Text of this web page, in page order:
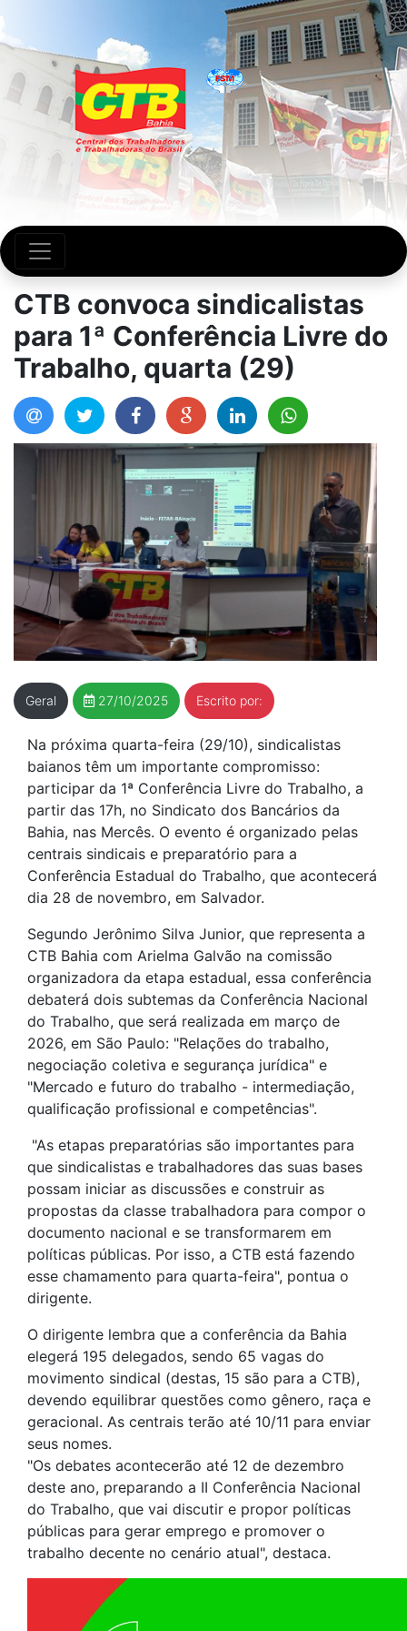
CTB convoca sindicalistas
para 1ª Conferência Livre do
Trabalho, quarta (29)
Geral 27/10/2025 Escrito por:
Na próxima quarta-feira (29/10), sindicalistas
baianos têm um importante compromisso:
participar da 1ª Conferência Livre do Trabalho, a
partir das 17h, no Sindicato dos Bancários da
Bahia, nas Mercês. O evento é organizado pelas
centrais sindicais e preparatório para a
Conferência Estadual do Trabalho, que acontecerá
dia 28 de novembro, em Salvador.
Segundo Jerônimo Silva Junior, que representa a
CTB Bahia com Arielma Galvão na comissão
organizadora da etapa estadual, essa conferência
debaterá dois subtemas da Conferência Nacional
do Trabalho, que será realizada em março de
2026, em São Paulo: "Relações do trabalho,
negociação coletiva e segurança jurídica" e
"Mercado e futuro do trabalho - intermediação,
qualificação profissional e competências".
"As etapas preparatórias são importantes para
que sindicalistas e trabalhadores das suas bases
possam iniciar as discussões e construir as
propostas da classe trabalhadora para compor o
documento nacional e se transformarem em
políticas públicas. Por isso, a CTB está fazendo
esse chamamento para quarta-feira", pontua o
dirigente.
O dirigente lembra que a conferência da Bahia
elegerá 195 delegados, sendo 65 vagas do
movimento sindical (destas, 15 são para a CTB),
devendo equilibrar questões como gênero, raça e
geracional. As centrais terão até 10/11 para enviar
seus nomes.
"Os debates acontecerão até 12 de dezembro
deste ano, preparando a II Conferência Nacional
do Trabalho, que vai discutir e propor políticas
públicas para gerar emprego e promover o
trabalho decente no cenário atual", destaca.